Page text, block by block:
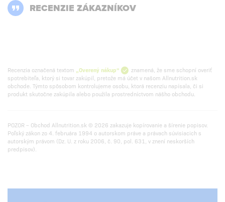
RECENZIE ZÁKAZNÍKOV
Recenzia označená textom „Overený nákup“
znamená, že sme schopní overiť
spotrebiteľa, ktorý si tovar zakúpil, pretože má účet v našom Allnutrition.sk
obchode. Týmto spôsobom kontrolujeme osobu, ktorá recenziu napísala, či si
produkt skutočne zakúpila alebo použila prostredníctvom nášho obchodu.
POZOR – Obchod Allnutrition.sk © 2026 zakazuje kopírovanie a šírenie popisov.
Poľský zákon zo 4. februára 1994 o autorskom práve a právach súvisiacich s
autorským právom (Dz. U. z roku 2006, č. 90, pol. 631, v znení neskorších
predpisov).